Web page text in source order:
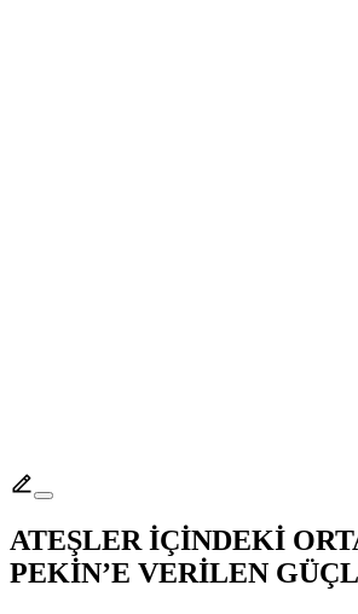
ATEŞLER İÇİNDEKİ
PEKİN’E VERİLEN